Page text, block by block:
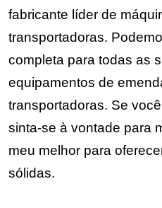
fabricante líder de
transportadoras.
completa para todas as
equipamentos de
transportadoras. Se
sinta-se à vontade para
meu melhor para
sólidas.